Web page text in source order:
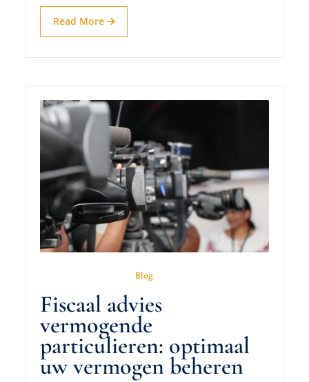
Read More
Blog
Fiscaal advies
vermogende
particulieren: optimaal
uw vermogen beheren